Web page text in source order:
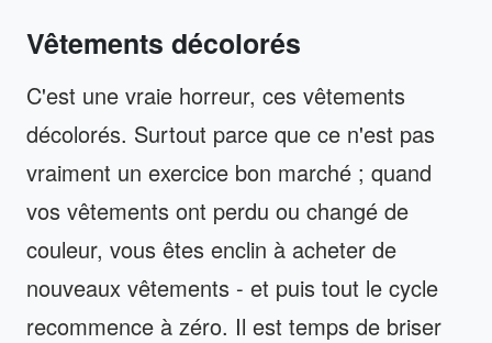
Vêtements décolorés
C'est une vraie horreur, ces vêtements
décolorés. Surtout parce que ce n'est pas
vraiment un exercice bon marché ; quand
vos vêtements ont perdu ou changé de
couleur, vous êtes enclin à acheter de
nouveaux vêtements - et puis tout le cycle
recommence à zéro. Il est temps de briser